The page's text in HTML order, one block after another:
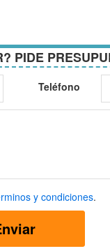
PIDE
Teléfono
y condiciones.